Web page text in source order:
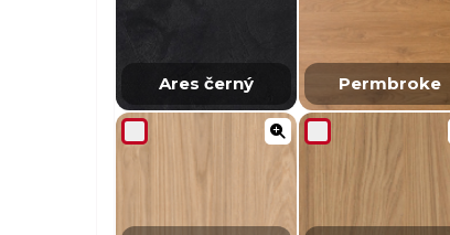
Ares černý Permbroke